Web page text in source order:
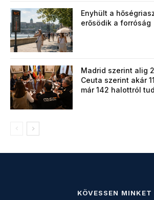
Enyhült a
erősödik a forróság
Madrid szerint alig
Ceuta szerint akár
már 142 halottról
KÖVESSEN MINKET